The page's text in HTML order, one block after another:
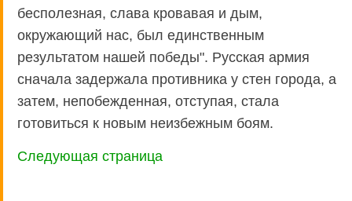
бесполезная, слава кровавая и дым,
окружающий нас, был единственным
результатом нашей победы". Русская армия
сначала задержала противника у стен города, а
затем, непобежденная, отступая, стала
готовиться к новым неизбежным боям.
Следующая страница